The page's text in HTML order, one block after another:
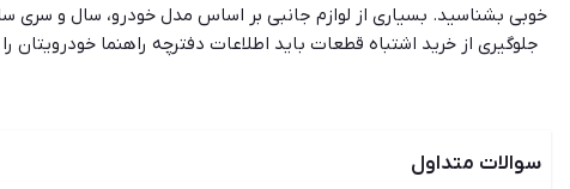
خوبی بشناسید. بسیاری از لوازم جانبی بر اساس مدل خودرو، سال و سری
جلوگیری از خرید اشتباه قطعات باید اطلاعات دفترچه راهنما
لوازم دست دوم هستید. در برخی موارد قیمت لوازم نو بسیار بالا بوده
لوازم یدکی دست دوم و نو بوده و با سال‌ها تجربه در این زمینه
سوالات متداول